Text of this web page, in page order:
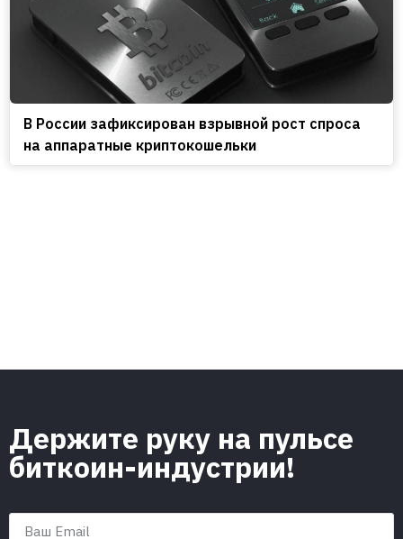
В России зафиксирован взрывной рост спроса
на аппаратные криптокошельки
Держите руку на пульсе
биткоин-индустрии!